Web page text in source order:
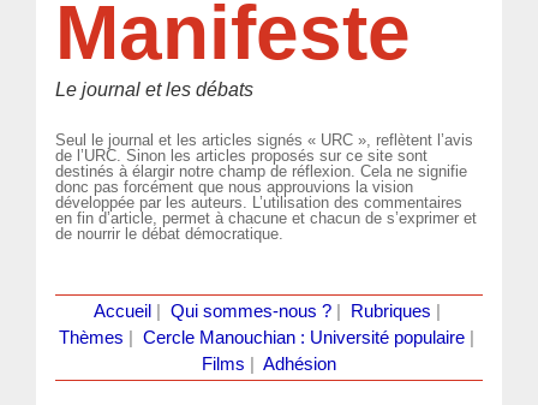
Manifeste
Le journal et les débats
Seul le journal et les articles signés « URC », reflètent l’avis
de l’URC. Sinon les articles proposés sur ce site sont
destinés à élargir notre champ de réflexion. Cela ne signifie
donc pas forcément que nous approuvions la vision
développée par les auteurs. L’utilisation des commentaires
en fin d’article, permet à chacune et chacun de s’exprimer et
de nourrir le débat démocratique.
Accueil Qui sommes-nous ?| Rubriques
Thèmes
Cercle Manouchian : Université populaire
Films
Adhésion